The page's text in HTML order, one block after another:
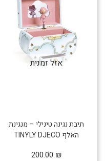
אזל זמנית
תיבת נגינה טינילי – מנגינת
האלף TINYLY DJECO
200.00 ₪